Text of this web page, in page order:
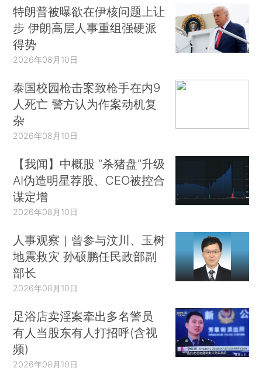
特朗普被曝欲在伊核问题上让
步 伊朗高层人事重组强硬派
得势
2026年08月10日
泰国校园枪击案致枪手在内9
人死亡 警方认为作案动机复
杂
2026年08月10日
【我闻】中概股 “杀猪盘”升级
AI伪造明星荐股、CEO被控合
谋定增
2026年08月10日
人事观察｜曾参与汶川、玉树
地震救灾 孙硕鹏任民政部副
部长
2026年08月10日
足浴店卖淫案牵出多名警员
有人当股东有人打招呼(含视
频)
2026年08月10日